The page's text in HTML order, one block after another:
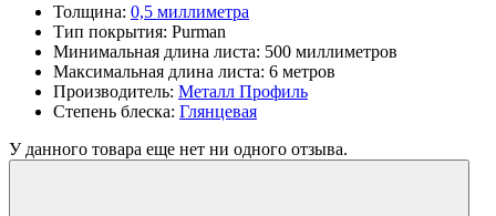
Толщина: 0,5 миллиметра
Тип покрытия: Purman
Минимальная длина листа: 500 миллиметров
Максимальная длина листа: 6 метров
Производитель: Металл Профиль
Степень блеска: Глянцевая
У данного товара еще нет ни одного отзыва.